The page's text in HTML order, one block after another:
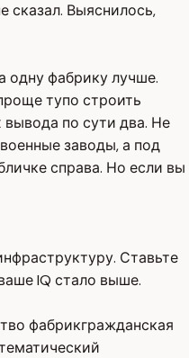
сказал. Выяснилось,
одну фабрику лучше.
тупо строить
по сути два. Не
заводы, а под
справа. Но если вы
Ставьте
IQ стало выше.
фабрикгражданская